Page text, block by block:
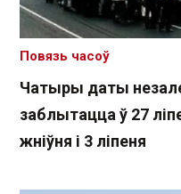
Чатыры даты
заблытацца ў 27
жніўня і 3 ліпеня
Повязь часоў